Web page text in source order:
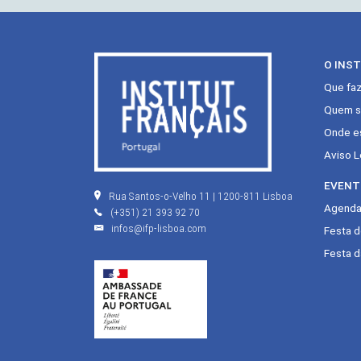
O
Que
Quem
Onde
Aviso
Festa
Festa
Rua Santos-o-Velho 11 | 1200-811 Lisboa
(+351) 21 393 92 70
infos@ifp-lisboa.com